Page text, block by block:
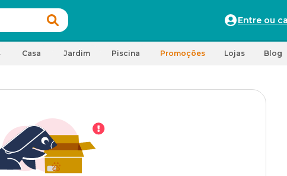
Entre ou
Casa Jardim Piscina Promoções Lojas Blog